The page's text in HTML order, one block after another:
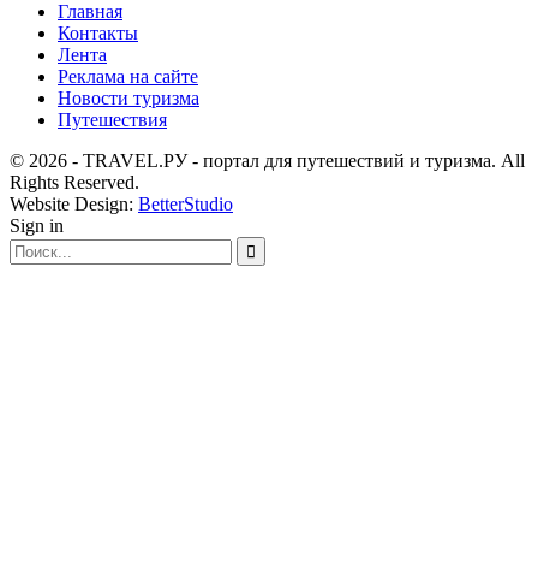
Главная
Контакты
Лента
Реклама на сайте
Новости туризма
Путешествия
© 2026 - TRAVEL.РУ - портал для путешествий и туризма. All
Rights Reserved.
Website Design: BetterStudio
Sign in